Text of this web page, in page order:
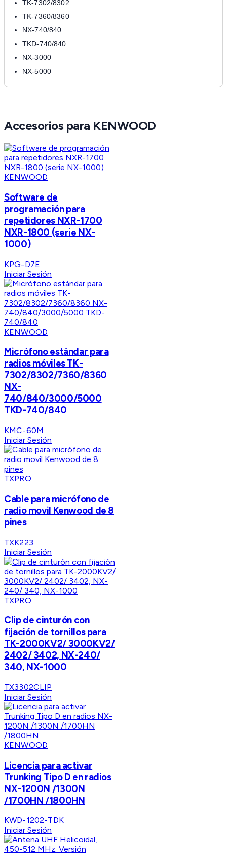
TK-7302/8302
TK-7360/8360
NX-740/840
TKD-740/840
NX-3000
NX-5000
Accesorios para KENWOOD
KENWOOD
Software de
programación para
repetidores NXR-1700
NXR-1800 (serie NX-
1000)
KPG-D7E
Iniciar Sesión
KENWOOD
Micrófono estándar para
radios móviles TK-
7302/8302/7360/8360
NX-
740/840/3000/5000
TKD-740/840
KMC-60M
Iniciar Sesión
TXPRO
Cable para micrófono de
radio movil Kenwood de 8
pines
TXK223
Iniciar Sesión
TXPRO
Clip de cinturón con
fijación de tornillos para
TK-2000KV2/ 3000KV2/
2402/ 3402, NX-240/
340, NX-1000
TX3302CLIP
Iniciar Sesión
KENWOOD
Licencia para activar
Trunking Tipo D en radios
NX-1200N /1300N
/1700HN /1800HN
KWD-1202-TDK
Iniciar Sesión